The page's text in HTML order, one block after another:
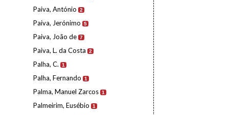
Paiva, António 2
Paiva, Jerónimo 5
Paiva, João de 7
Paiva, L. da Costa 2
Palha, C. 1
Palha, Fernando 1
Palma, Manuel Zarcos 1
Palmeirim, Eusébio 1